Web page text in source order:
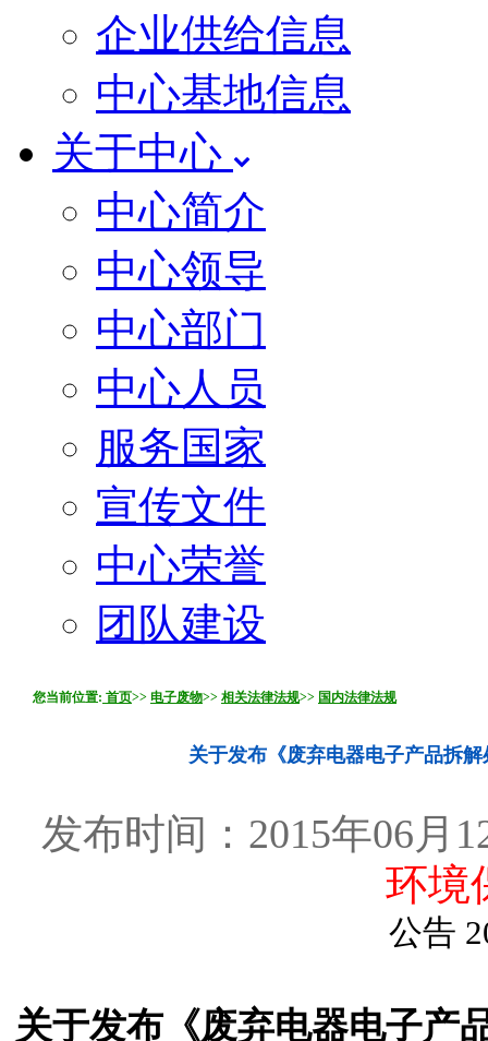
企业供给信息
中心基地信息
关于中心
中心简介
中心领导
中心部门
中心人员
服务国家
宣传文件
中心荣誉
团队建设
您当前位置: 首页>> 电子废物>> 相关法律法规>> 国内法律法规
关于发布《废弃电器电子产品拆
发布时间：2015年06
环境
公告
关于发布《废弃电器电子产